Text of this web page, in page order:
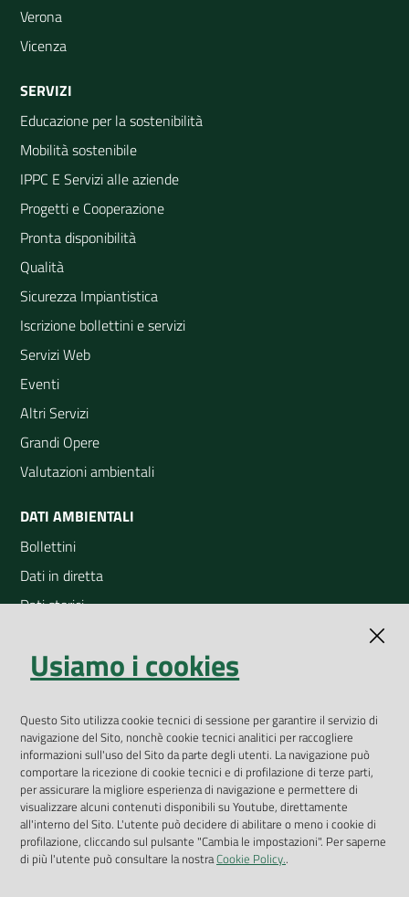
Verona
Vicenza
SERVIZI
Educazione per la sostenibilità
Mobilità sostenibile
IPPC E Servizi alle aziende
Progetti e Cooperazione
Pronta disponibilità
Qualità
Sicurezza Impiantistica
Iscrizione bollettini e servizi
Servizi Web
Eventi
Altri Servizi
Grandi Opere
Valutazioni ambientali
DATI AMBIENTALI
Bollettini
Dati in diretta
Dati storici
Open Data
App Arpav
Rapporti regionali annuali
Le Infografiche
Dispenser dati
Vai alla pagina
Usiamo i cookies
Questo Sito utilizza cookie tecnici di sessione per garantire il servizio di
navigazione del Sito, nonchè cookie tecnici analitici per raccogliere
informazioni sull'uso del Sito da parte degli utenti. La navigazione può
comportare la ricezione di cookie tecnici e di profilazione di terze parti,
per assicurare la migliore esperienza di navigazione e permettere di
visualizzare alcuni contenuti disponibili su Youtube, direttamente
all'interno del Sito. L'utente può decidere di abilitare o meno i cookie di
profilazione, cliccando sul pulsante "Cambia le impostazioni". Per saperne
di più l'utente può consultare la nostraCookie Policy..